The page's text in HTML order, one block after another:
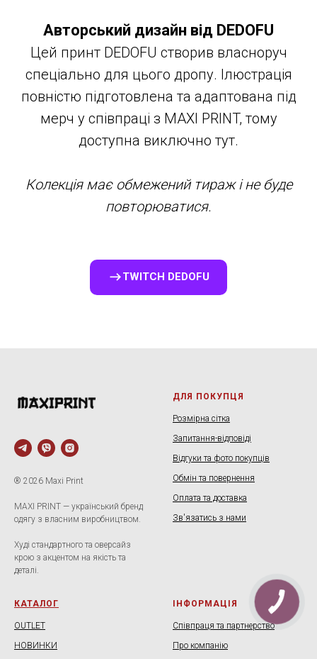
Авторський дизайн від DEDOFU
Цей принт DEDOFU створив власноруч
спеціально для цього дропу. Ілюстрація
повністю підготовлена та адаптована під
мерч у співпраці з MAXI PRINT, тому
доступна виключно тут.
Колекція має обмежений тираж і не буде
повторюватися.
TWITCH DEDOFU
® 2026 Maxi Print
MAXI PRINT — український бренд
одягу з власним виробництвом.
Худі стандартного та оверсайз
крою з акцентом на якість та
деталі.
ДЛЯ ПОКУПЦЯ
Розмірна сітка
Запитання-відповіді
Відгуки та фото покупців
Обмін та повернення
Оплата та доставка
Зв'язатись з нами
КАТАЛОГ
OUTLET
НОВИНКИ
ІНФОРМАЦІЯ
Співпраця та партнерство
Про компанію